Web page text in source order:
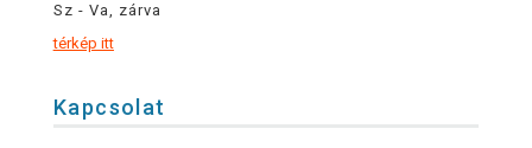
Sz - Va, zárva
térkép itt
Kapcsolat